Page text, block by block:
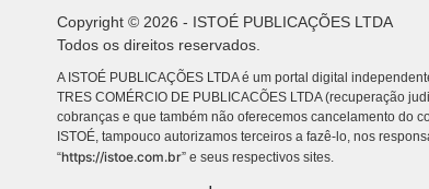
Copyright © 2026 - ISTOÉ PUBLICAÇÕES LTDA
Todos os direitos reservados.
A ISTOÉ PUBLICAÇÕES LTDA é um portal digital
TRES COMÉRCIO DE PUBLICACÕES LTDA (recuperação
cobranças e que também não oferecemos cancelamento do
ISTOÉ, tampouco autorizamos terceiros a fazê-lo, nos
“https://istoe.com.br” e seus respectivos sites.